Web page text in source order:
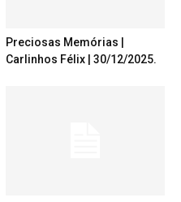
Preciosas Memórias |
Carlinhos Félix | 30/12/2025.